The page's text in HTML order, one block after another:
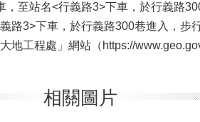
至站名<行義路3>下車，於行義路
路3>下車，於行義路300巷進入，步
地工程處」網站（https://
相關圖片